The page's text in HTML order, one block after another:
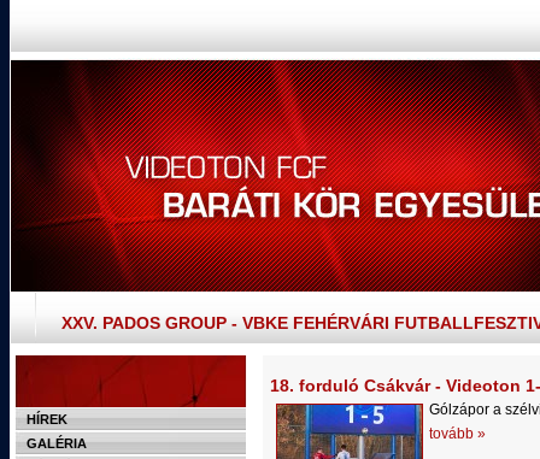
XXV. PADOS GROUP - VBKE FEHÉRVÁRI
HÍREK
GALÉRIA
18. forduló Csákvár - Videoton
Gólzápor a
tovább »